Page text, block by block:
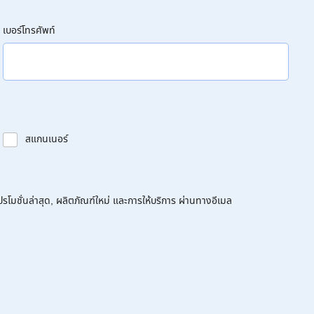
เบอร์โทรศัพท์
สแกนเนอร์
โมชั่นล่าสุด, ผลิตภัณฑ์ใหม่ และการให้บริการ ผ่านทางอีเมล